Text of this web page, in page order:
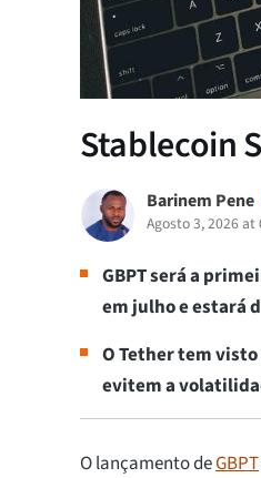
Stablecoin
Barinem Pene
Agosto 3, 2026 at
GBPT será a
em julho e estará
O Tether tem
evitem a
O lançamento deGBPT